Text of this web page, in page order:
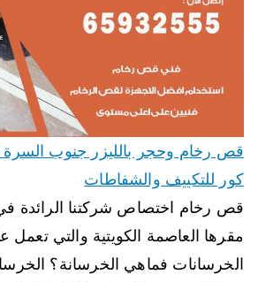
كور للتكييف والشفاطات
قص رخام اختصاص شركتنا الرائدة
مقرها العاصمة الكويتية والتي
الخرسانات فماهي الخرسانة؟